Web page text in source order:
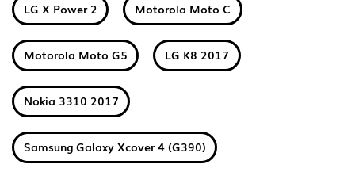
LG X Power 2 Motorola Moto C
Motorola Moto G5 LG K8 2017
Nokia 3310 2017
Samsung Galaxy Xcover 4 (G390)